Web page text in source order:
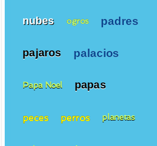
nubes ogros padres
pajaros palacios
Papa Noel papas
peces perros planetas